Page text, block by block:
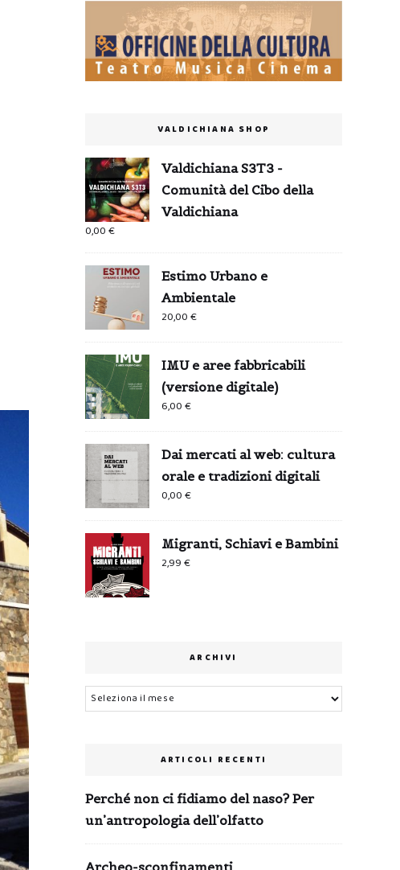
VALDICHIANA SHOP
Valdichiana S3T3 -
Comunità del Cibo della
Valdichiana
0,00€
Estimo Urbano e
Ambientale
20,00€
IMU e aree fabbricabili
(versione digitale)
6,00€
Dai mercati al web: cultura
orale e tradizioni digitali
0,00€
Migranti, Schiavi e Bambini
2,99€
ARCHIVI
Archivi
ARTICOLI RECENTI
Perché non ci fidiamo del naso? Per
un’antropologia dell’olfatto
Archeo-sconfinamenti